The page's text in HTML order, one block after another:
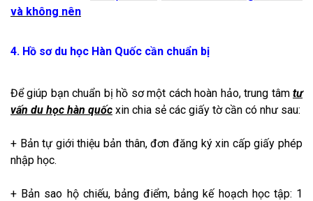
và không nên
4. Hồ sơ du học Hàn Quốc cần chuẩn bị
Để giúp bạn chuẩn bị hồ sơ một cách hoàn hảo, trung tâm tư
vấn du học hàn quốc xin chia sẻ các giấy tờ cần có như sau:
+ Bản tự giới thiệu bản thân, đơn đăng ký xin cấp giấy phép
nhập học.
+ Bản sao hộ chiếu, bảng điểm, bảng kế hoạch học tập: 1